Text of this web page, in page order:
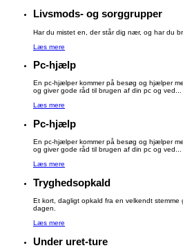
Livsmods- og sorggrupper
Har du mistet en, der står dig nær, og har du
Læs mere
Pc-hjælp
En pc-hjælper kommer på besøg og hjælper
og giver gode råd til brugen af din pc og ved...
Læs mere
Pc-hjælp
En pc-hjælper kommer på besøg og hjælper
og giver gode råd til brugen af din pc og ved...
Læs mere
Tryghedsopkald
Et kort, dagligt opkald fra en velkendt
dagen.
Læs mere
Under uret-ture